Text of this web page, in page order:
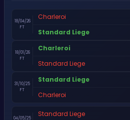
18/04/26
FT
Charleroi
Standard Liege
18/01/26
FT
Charleroi
Standard Liege
31/10/25
FT
Standard Liege
Charleroi
04/05/25
Standard Liege